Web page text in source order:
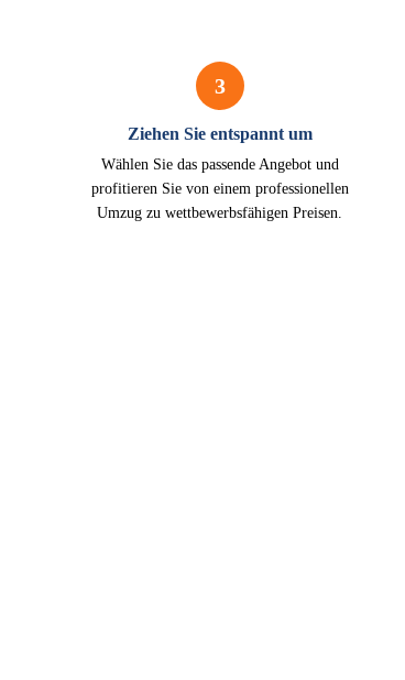
3
Ziehen Sie entspannt um
Wählen Sie das passende Angebot und
profitieren Sie von einem professionellen
Umzug zu wettbewerbsfähigen Preisen.